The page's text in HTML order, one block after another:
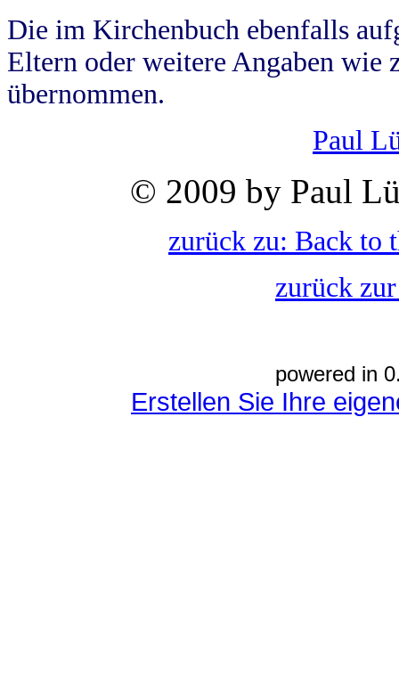
Die im Kirchenbuch ebenfalls
Eltern oder weitere Angaben wie
übernommen.
Paul
© 2009 by Paul
zurück zu: Back to
zurück
powered in
Erstellen Sie Ihre